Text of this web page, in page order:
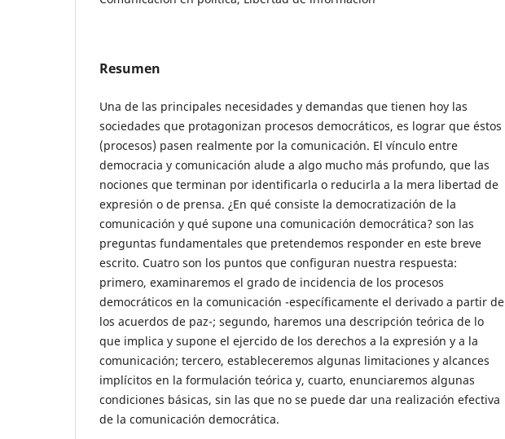
Resumen
Una de las principales necesidades y demandas que tienen hoy las
sociedades que protagonizan procesos democráticos, es lograr que éstos
(procesos) pasen realmente por la comunicación. El vínculo entre
democracia y comunicación alude a algo mucho más profundo, que las
nociones que terminan por identificarla o reducirla a la mera libertad de
expresión o de prensa. ¿En qué consiste la democratización de la
comunicación y qué supone una comunicación democrática? son las
preguntas fundamentales que pretendemos responder en este breve
escrito. Cuatro son los puntos que configuran nuestra respuesta:
primero, examinaremos el grado de incidencia de los procesos
democráticos en la comunicación -específicamente el derivado a partir de
los acuerdos de paz-; segundo, haremos una descripción teórica de lo
que implica y supone el ejercido de los derechos a la expresión y a la
comunicación; tercero, estableceremos algunas limitaciones y alcances
implícitos en la formulación teórica y, cuarto, enunciaremos algunas
condiciones básicas, sin las que no se puede dar una realización efectiva
de la comunicación democrática.